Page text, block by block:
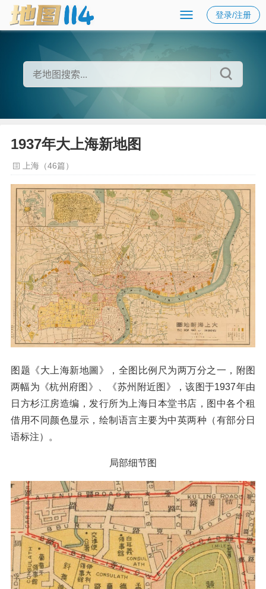
登录/注册
1937年大上海新地图
上海（46篇）
图题《大上海新地圖》，全图比例尺为两万分之一，附图
两幅为《杭州府图》、《苏州附近图》，该图于1937年由
日方杉江房造编，发行所为上海日本堂书店，图中各个租
借用不同颜色显示，绘制语言主要为中英两种（有部分日
语标注）。
局部细节图